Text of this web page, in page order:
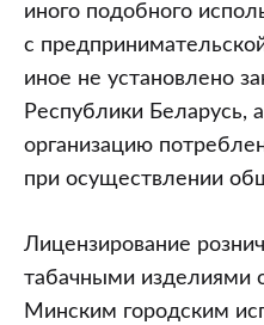
иного подобного
с
иное не установлено
Республики Беларусь,
организацию
при осуществлении
Лицензирование
табачными изделиями
Минским городским